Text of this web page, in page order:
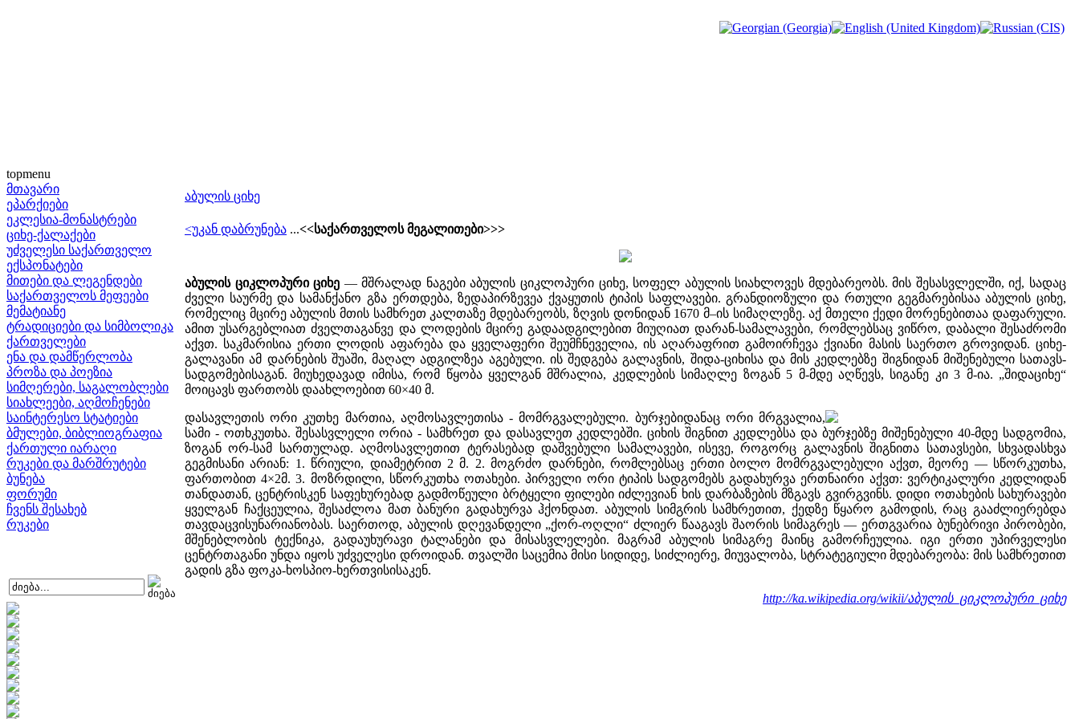
topmenu
მთავარი
ეპარქიები
ეკლესია-მონასტრები
ციხე-ქალაქები
უძველესი საქართველო
ექსპონატები
მითები და ლეგენდები
საქართველოს მეფეები
მემატიანე
ტრადიციები და სიმბოლიკა
ქართველები
ენა და დამწერლობა
პროზა და პოეზია
სიმღერები, საგალობლები
სიახლეები, აღმოჩენები
საინტერესო სტატიები
ბმულები, ბიბლიოგრაფია
ქართული იარაღი
რუკები და მარშრუტები
ბუნება
ფორუმი
ჩვენს შესახებ
რუკები
აბულის ციხე
<უკან დაბრუნება ...<<საქართველოს მეგალითები>>>
აბულის ციკლოპური ციხე — მშრალად ნაგები აბულის ციკლოპური ციხე, სოფელ აბულის სიახლოვეს მდებარეობს. მის შესასვლელში, იქ, სადაც
ძველი საურმე და სამანქანო გზა ერთდება, ზედაპირზევეა ქვაყუთის ტიპის საფლავები. გრანდიოზული და რთული გეგმარებისაა აბულის ციხე,
რომელიც მცირე აბულის მთის სამხრეთ კალთაზე მდებარეობს, ზღვის დონიდან 1670 მ–ის სიმაღლეზე. აქ მთელი ქედი მორენებითაა დაფარული.
ამით უსარგებლიათ ძველთაგანვე და ლოდების მცირე გადაადგილებით მიუღიათ დარან-სამალავები, რომლებსაც ვიწრო, დაბალი შესაძრომი
აქვთ. საკმარისია ერთი ლოდის აფარება და ყველაფერი შეუმჩნეველია, ის აღარაფრით გამოირჩევა ქვიანი მასის საერთო გროვიდან. ციხე-
გალავანი ამ დარნების შუაში, მაღალ ადგილზეა აგებული. ის შედგება გალავნის, შიდა-ციხისა და მის კედლებზე შიგნიდან მიშენებული სათავს-
სადგომებისაგან. მიუხედავად იმისა, რომ წყობა ყველგან მშრალია, კედლების სიმაღლე ზოგან 5 მ-მდე აღწევს, სიგანე კი 3 მ-ია. „შიდაციხე“
მოიცავს ფართობს დაახლოებით 60×40 მ.
დასავლეთის ორი კუთხე მართია, აღმოსავლეთისა - მომრგვალებული. ბურჯებიდანაც ორი მრგვალია,
სამი - ოთხკუთხა. შესასვლელი ორია - სამხრეთ და დასავლეთ კედლებში. ციხის შიგნით კედლებსა და ბურჯებზე მიშენებული 40-მდე სადგომია,
ზოგან ორ-სამ სართულად. აღმოსავლეთით ტერასებად დაშვებული სამალავები, ისევე, როგორც გალავნის შიგნითა სათავსები, სხვადასხვა
გეგმისანი არიან: 1. წრიული, დიამეტრით 2 მ. 2. მოგრძო დარნები, რომლებსაც ერთი ბოლო მომრგვალებული აქვთ, მეორე — სწორკუთხა,
ფართობით 4×2მ. 3. მოზრდილი, სწორკუთხა ოთახები. პირველი ორი ტიპის სადგომებს გადახურვა ერთნაირი აქვთ: ვერტიკალური კედლიდან
თანდათან, ცენტრისკენ საფეხურებად გადმოწეული ბრტყელი ფილები იძლევიან ხის დარბაზების მზგავს გვირგვინს. დიდი ოთახების სახურავები
ყველგან ჩაქცეულია, შესაძლოა მათ ბანური გადახურვა ჰქონდათ. აბულის სიმგრის სამხრეთით, ქედზე წყარო გამოდის, რაც გააძლიერებდა
თავდაცვისუნარიანობას. საერთოდ, აბულის დღევანდელი „ქორ-ოღლი“ ძლიერ წააგავს შაორის სიმაგრეს — ერთგვარია ბუნებრივი პირობები,
მშენებლობის ტექნიკა, გადაუხურავი ტალანები და მისასვლელები. მაგრამ აბულის სიმაგრე მაინც გამორჩეულია. იგი ერთი უპირველესი
ცენტრთაგანი უნდა იყოს უძველესი დროიდან. თვალში საცემია მისი სიდიდე, სიძლიერე, მიუვალობა, სტრატეგიული მდებარეობა: მის სამხრეთით
გადის გზა ფოკა-ხოსპიო-ხერთვისისაკენ.
http://ka.wikipedia.org/wikii/აბულის_ციკლოპური_ციხე